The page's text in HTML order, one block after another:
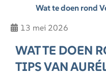
Wat te doen rond
13 mei 2026
WAT TE DOEN
TIPS VAN